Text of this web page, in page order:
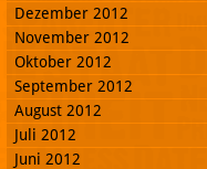
Dezember 2012
November 2012
Oktober 2012
September 2012
August 2012
Juli 2012
Juni 2012